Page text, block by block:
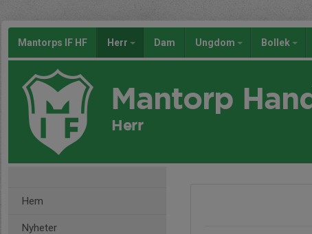
Mantorps IF HF Herr Dam Ungdom Bollek
Mantorp
Herr
Hem
Nyheter